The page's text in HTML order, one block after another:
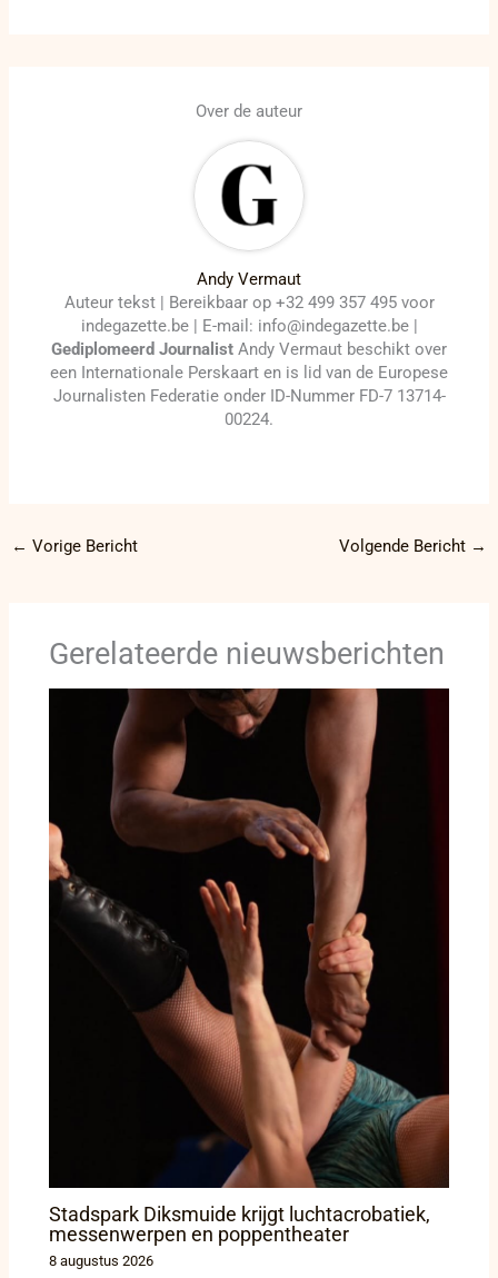
Over de auteur
Andy Vermaut
Auteur tekst | Bereikbaar op +32 499 357 495 voor
indegazette.be | E-mail: info@indegazette.be |
Gediplomeerd Journalist Andy Vermaut beschikt over
een Internationale Perskaart en is lid van de Europese
Journalisten Federatie onder ID-Nummer FD-7 13714-
00224.
← Vorige Bericht Volgende Bericht →
Gerelateerde nieuwsberichten
Stadspark Diksmuide krijgt luchtacrobatiek,
messenwerpen en poppentheater
8 augustus 2026